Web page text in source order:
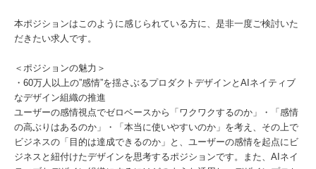
本ポジションはこのように感じられている方に、是非一度ご検討いた
だきたい求人です。
＜ポジションの魅力＞
・60万人以上の”感情”を揺さぶるプロダクトデザインとAIネイティブ
なデザイン組織の推進
ユーザーの感情視点でゼロベースから「ワクワクするのか」・「感情
の高ぶりはあるのか」・「本当に使いやすいのか」を考え、その上で
ビジネスの「目的は達成できるのか」と、ユーザーの感情を起点にビ
ジネスと紐付けたデザインを思考するポジションです。また、AIネイ